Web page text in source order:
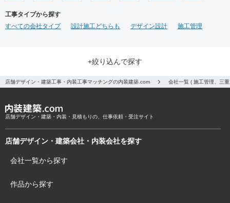
工事タイプから探す
すべての会社タイプ
設計施工どちらも デザイン設計 施工管理
+絞り込んで探す
店舗デザイン・建築工事・内装工事マッチングの内装建築.com 会社一覧 ( 施工管理、三
店舗デザイン・建築・内装・見積もりの、仕事依頼・受注サイト
店舗デザイン・建築会社・内装会社を探す
会社一覧から探す
作品から探す